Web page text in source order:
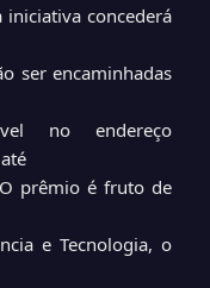
iniciativa concederá
ser encaminhadas
no endereço
prêmio é fruto de
e Tecnologia, o